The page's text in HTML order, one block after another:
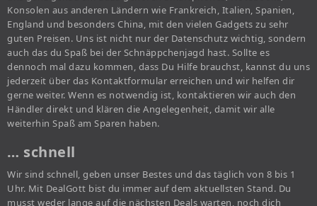
Konsolen aus anderen Ländern wie Frankreich, Italien, Spanien,
England und besonders China, mit den vielen Gadgets zu sehr
guten Preisen. Uns ist nicht nur der Datenschutz wichtig, sondern
auch das du Spaß bei der Schnäppchenjagd hast. Sollte es
dennoch mal dazu kommen, dass Du Hilfe brauchst, kannst du uns
jederzeit über das Kontaktformular erreichen und wir helfen dir
gerne weiter. Wenn es notwendig ist, kontaktieren wir auch den
Händler direkt und klären die Angelegenheit, damit wir alle
weiterhin Spaß am Sparen haben.
… schnell
Wir sind schnell, geben unser Bestes und das täglich von 8 bis 1
Uhr. Mit DealGott bist du immer auf dem aktuellsten Stand. Du
musst weder lange auf die nächsten Deals warten, noch dich